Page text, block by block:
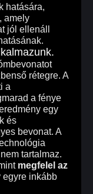
hatására,
amely
jól ellenáll
rétegre. A
a
a fénye
egy
és
bevonat. A
tartalmaz.
megfelel az
egyre inkább